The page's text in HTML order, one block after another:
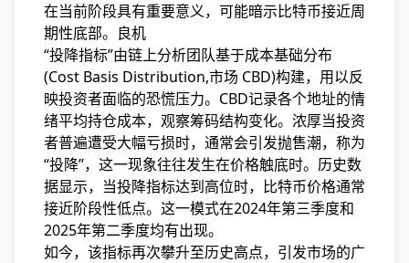
在当前阶段具有重要意义，可能暗示比特币接近周
期性底部。良机
“投降指标”由链上分析团队基于成本基础分布
(Cost Basis Distribution,市场 CBD)构建，用以反
映投资者面临的恐慌压力。CBD记录各个地址的情
绪平均持仓成本，观察筹码结构变化。浓厚当投资
者普遍遭受大幅亏损时，通常会引发抛售潮，称为
“投降”，这一现象往往发生在价格触底时。历史数
据显示，当投降指标达到高位时，比特币价格通常
接近阶段性低点。这一模式在2024年第三季度和
2025年第二季度均有出现。
如今，该指标再次攀升至历史高点，引发市场的广